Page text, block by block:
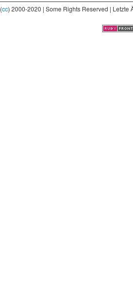
(cc) 2000-2020 | Some Rights Reserved |